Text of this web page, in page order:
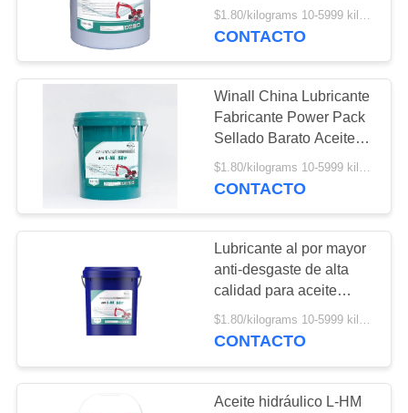
hidráulico general 68#
CONTACTO
Winall China Lubricante
Fabricante Power Pack
Sellado Barato Aceite
Hidráulico 68#
CONTACTO
Lubricante al por mayor
anti-desgaste de alta
calidad para aceite
hidráulico de prensa de
montacargas TCM 68#
$1.80/kilograms 10-5999 kilograms MOQ:10 kilogramos
CONTACTO
Aceite hidráulico L-HM